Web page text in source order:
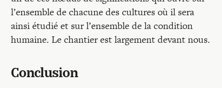
l’ensemble de chacune des cultures où il sera
ainsi étudié et sur l’ensemble de la condition
humaine. Le chantier est largement devant nous.
Conclusion